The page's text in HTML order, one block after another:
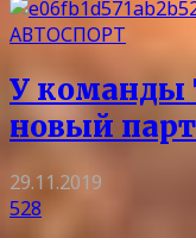
АВТОСПОРТ
У команды
новый
29.11.2019
528